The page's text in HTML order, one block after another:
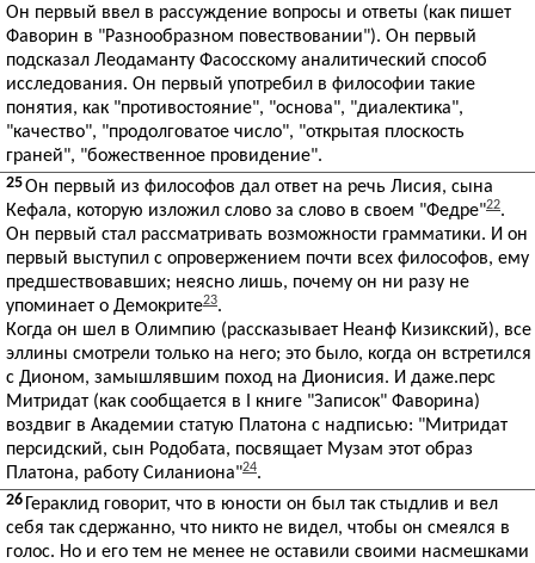
Он первый ввел в рассуждение вопросы и ответы (как пишет
Фаворин в "Разнообразном повествовании"). Он первый
подсказал Леодаманту Фасосскому аналитический способ
исследования. Он первый употребил в философии такие
понятия, как "противостояние", "основа", "диалектика",
"качество", "продолговатое число", "открытая плоскость
граней", "божественное провидение".
25Он первый из философов дал ответ на речь Лисия, сына
Кефала, которую изложил слово за слово в своем "Федре"22.
Он первый стал рассматривать возможности грамматики. И он
первый выступил с опровержением почти всех философов, ему
предшествовавших; неясно лишь, почему он ни разу не
упоминает о Демокрите23.
Когда он шел в Олимпию (рассказывает Неанф Кизикский), все
эллины смотрели только на него; это было, когда он встретился
с Дионом, замышлявшим поход на Дионисия. И даже.перс
Митридат (как сообщается в I книге "Записок" Фаворина)
воздвиг в Академии статую Платона с надписью: "Митридат
персидский, сын Родобата, посвящает Музам этот образ
Платона, работу Силаниона"24.
26 Гераклид говорит, что в юности он был так стыдлив и вел
себя так сдержанно, что никто не видел, чтобы он смеялся в
голос. Но и его тем не менее не оставили своими насмешками